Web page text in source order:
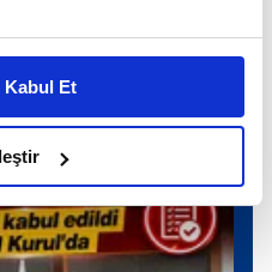
sizlere özel
Bunu yaparken
reklam deneyimi sunmak
sunabilmek adına
ve bu noktada,
noktasında tek gelir
isteriz.
Kabul Et